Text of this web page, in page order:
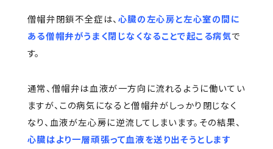
僧帽弁閉鎖不全症は、 心臓の左心房と左心室の間に
ある僧帽弁がうまく閉じなくなることで起こる病気で
す。
通常、僧帽弁は血液が一方向に流れるように働いてい
ますが、この病気になると僧帽弁がしっかり閉じなく
なり、血液が左心房に逆流してしまいます。その結果、
心臓はより一層頑張って血液を送り出そうとします